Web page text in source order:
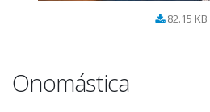
82.15 KB
Onomástica